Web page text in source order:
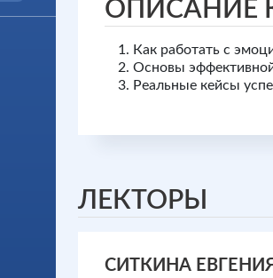
ОПИСАНИЕ
Как работать с
Основы
Реальные кейсы
ЛЕКТОРЫ
СИТКИНА ЕВГЕНИЯ